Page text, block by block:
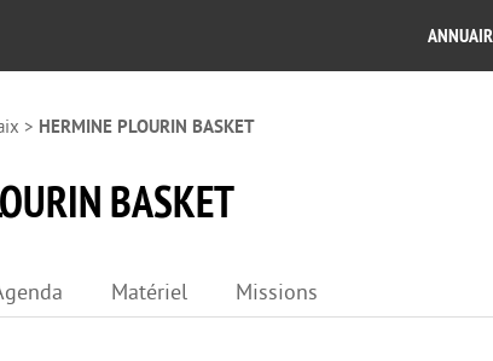
> HERMINE PLOURIN BASKET
BASKET
Matériel Missions